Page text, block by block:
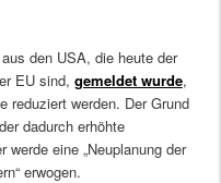
den USA, die heute der
EU sind, gemeldet wurde,
reduziert werden. Der Grund
dadurch erhöhte
eine „Neuplanung der
erwogen.